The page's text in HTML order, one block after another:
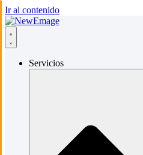
Ir al contenido
Servicios